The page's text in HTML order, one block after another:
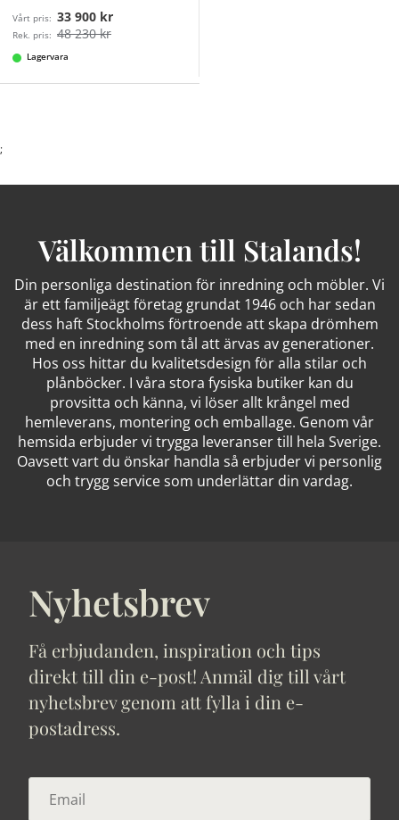
Vårt pris: 33 900 kr
Rek. pris: 48 230 kr
Lagervara
;
Välkommen till Stalands!
Din personliga destination för inredning och möbler. Vi
är ett familjeägt företag grundat 1946 och har sedan
dess haft Stockholms förtroende att skapa drömhem
med en inredning som tål att ärvas av generationer.
Hos oss hittar du kvalitetsdesign för alla stilar och
plånböcker. I våra stora fysiska butiker kan du
provsitta och känna, vi löser allt krångel med
hemleverans, montering och emballage. Genom vår
hemsida erbjuder vi trygga leveranser till hela Sverige.
Oavsett vart du önskar handla så erbjuder vi personlig
och trygg service som underlättar din vardag.
Nyhetsbrev
Få erbjudanden, inspiration och tips
direkt till din e-post! Anmäl dig till vårt
nyhetsbrev genom att fylla i din e-
postadress.